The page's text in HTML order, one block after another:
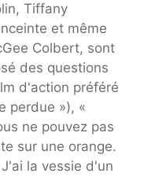
Tiffany
et même
Colbert, sont
des questions
d'action préféré
perdue »), «
ne pouvez pas
sur une orange.
la vessie d'un